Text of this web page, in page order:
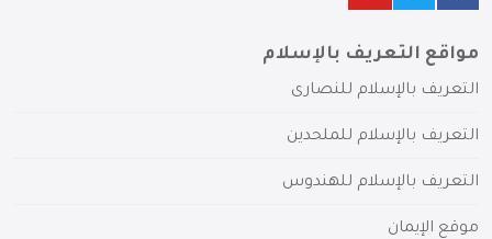
مواقع التعريف بالإسلام
التعريف بالإسلام للنصارى
التعريف بالإسلام للملحدين
التعريف بالإسلام للهندوس
موقع الإيمان